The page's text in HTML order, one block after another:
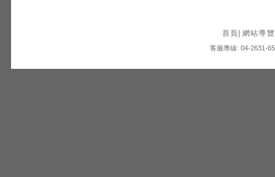
首頁 網站導覽
客服專線: 04-2631-